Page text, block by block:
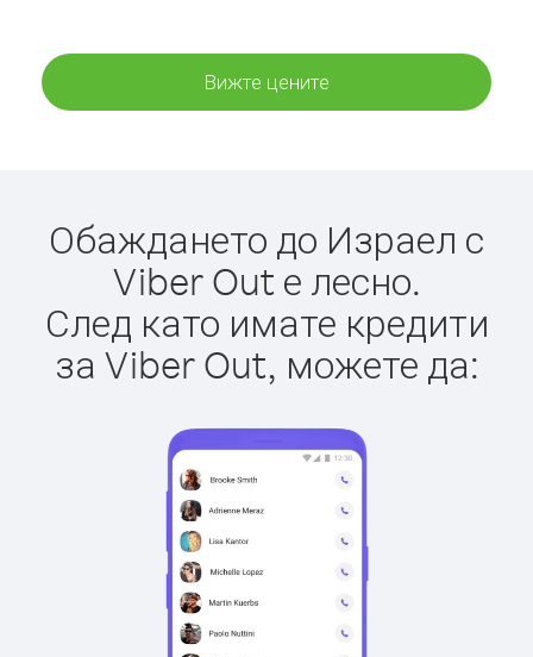
Вижте цените
Обаждането до Израел с
Viber Out е лесно.
След като имате кредити
за Viber Out, можете да: